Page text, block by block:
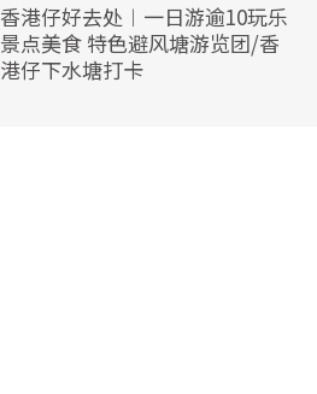
香港仔好去处︱一日游逾10玩乐
景点美食 特色避风塘游览团/香
港仔下水塘打卡